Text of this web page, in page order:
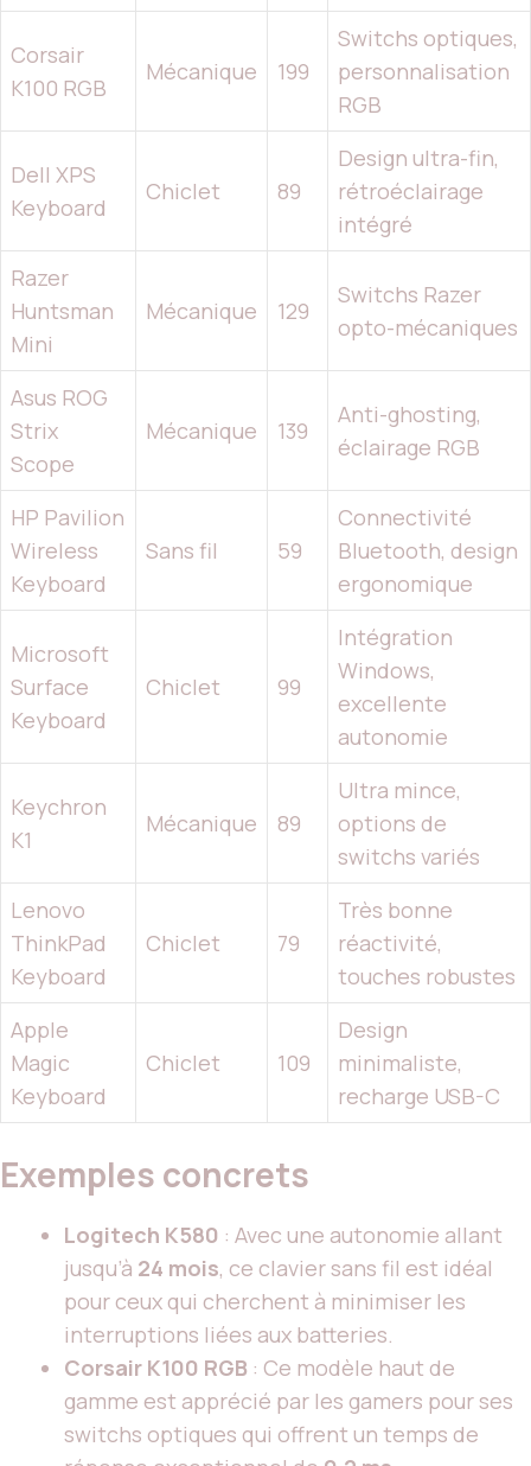
Corsair
K100 RGB
Mécanique 199
Switchs optiques,
personnalisation
RGB
Dell XPS
Keyboard
Chiclet 89
Design ultra-fin,
rétroéclairage
intégré
Razer
Huntsman
Mini
Mécanique 129
Switchs Razer
opto-mécaniques
Asus ROG
Strix
Scope
Mécanique 139
Anti-ghosting,
éclairage RGB
HP Pavilion
Wireless
Keyboard
Sans fil 59
Connectivité
Bluetooth, design
ergonomique
Microsoft
Surface
Keyboard
Chiclet 99
Intégration
Windows,
excellente
autonomie
Keychron
K1
Mécanique 89
Ultra mince,
options de
switchs variés
Lenovo
ThinkPad
Keyboard
Chiclet 79
Très bonne
réactivité,
touches robustes
Apple
Magic
Keyboard
Chiclet 109
Design
minimaliste,
recharge USB-C
Exemples concrets
Logitech K580 : Avec une autonomie allant
jusqu’à 24 mois, ce clavier sans fil est idéal
pour ceux qui cherchent à minimiser les
interruptions liées aux batteries.
Corsair K100 RGB : Ce modèle haut de
gamme est apprécié par les gamers pour ses
switchs optiques qui offrent un temps de